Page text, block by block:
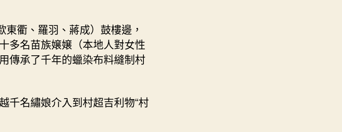
擬
遺
飄
噴
華
衢、羅羽、蔣成）鼓樓邊，
多名苗族嬢嬢（本地人對女性
傳承了千年的蠟染布料縫制村
千名繡娘介入到村超吉利物“村